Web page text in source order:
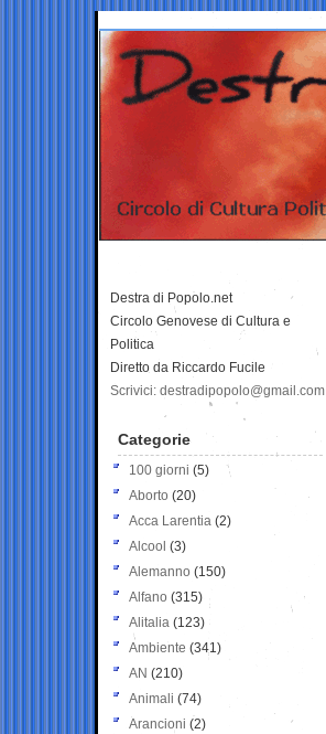
Destra di Popolo.net
Circolo Genovese di Cultura e
Politica
Diretto da Riccardo Fucile
Scrivici: destradipopolo@gmail.com
Categorie
100 giorni (5)
Aborto (20)
Acca Larentia (2)
Alcool (3)
Alemanno (150)
Alfano (315)
Alitalia (123)
Ambiente (341)
AN (210)
Animali (74)
Arancioni (2)